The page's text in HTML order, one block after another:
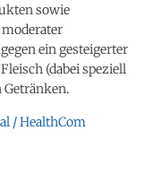
sowie
moderater
ein gesteigerter
(dabei speziell
Getränken.
/ HealthCom